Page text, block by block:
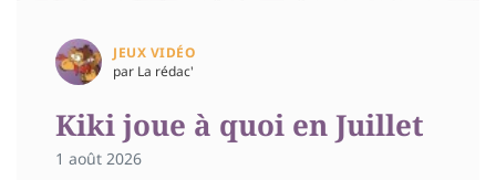
JEUX VIDÉO
par La rédac'
Kiki joue à quoi en Juillet
1 août 2026